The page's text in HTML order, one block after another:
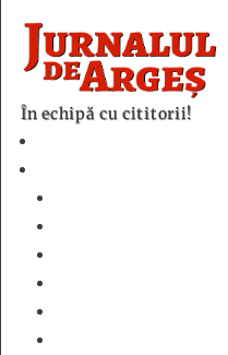
În echipă cu cititorii!